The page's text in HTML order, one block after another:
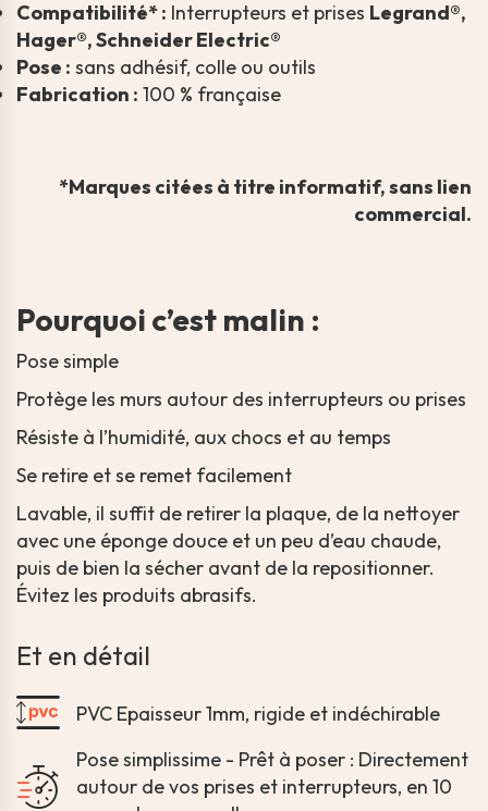
Compatibilité* : Interrupteurs et prises Legrand®,
Hager®, Schneider Electric®
Pose : sans adhésif, colle ou outils
Fabrication : 100 % française
*Marques citées à titre informatif, sans lien
commercial.
Pourquoi c’est malin :
Pose simple
Protège les murs autour des interrupteurs ou prises
Résiste à l’humidité, aux chocs et au temps
Se retire et se remet facilement
Lavable, il suffit de retirer la plaque, de la nettoyer
avec une éponge douce et un peu d’eau chaude,
puis de bien la sécher avant de la repositionner.
Évitez les produits abrasifs.
Et en détail
PVC Epaisseur 1mm, rigide et indéchirable
Pose simplissime - Prêt à poser : Directement
autour de vos prises et interrupteurs, en 10